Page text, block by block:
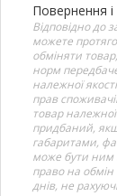
Повернення і
Відповідно до
можете
обміняти
норм
належної
прав
товар
придбаний,
габаритами,
може бути ним
право на обмін
днів, не